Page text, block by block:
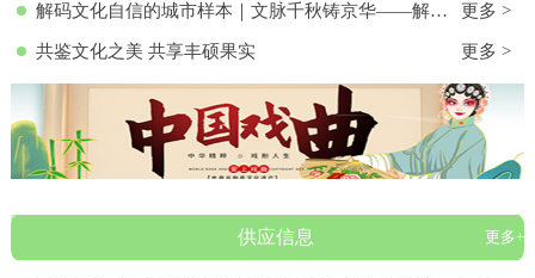
解码文化自信的城市样本｜文脉千秋铸京华——解码首都北京的文化自信样本 更多 >
共鉴文化之美 共享丰硕果实 更多 >
供应信息 更多+